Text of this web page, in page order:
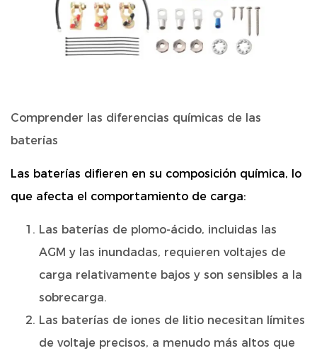
Comprender las diferencias químicas de las
baterías
Las baterías difieren en su composición química, lo
que afecta el comportamiento de carga:
Las baterías de plomo-ácido, incluidas las
AGM y las inundadas, requieren voltajes de
carga relativamente bajos y son sensibles a la
sobrecarga.
Las baterías de iones de litio necesitan límites
de voltaje precisos, a menudo más altos que